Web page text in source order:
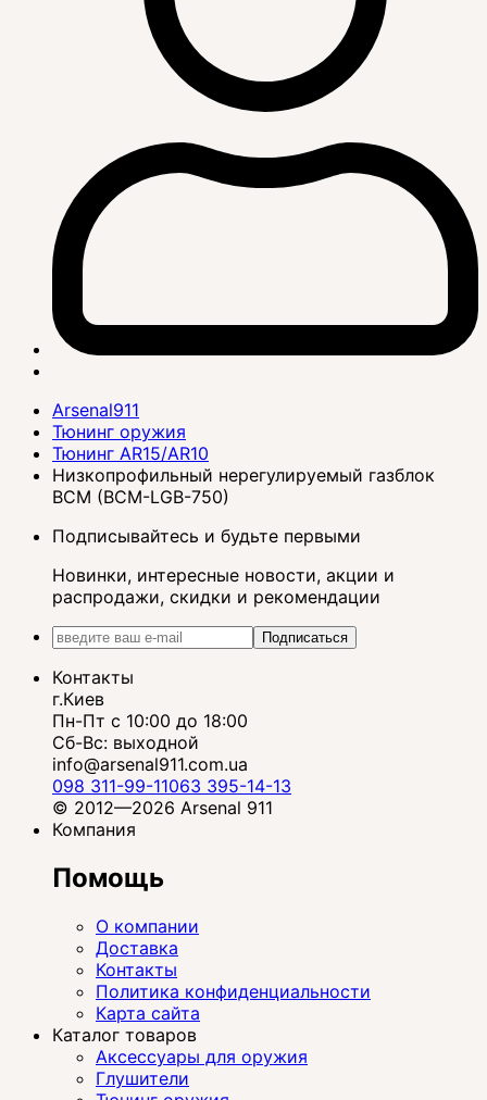
Arsenal911
Тюнинг оружия
Тюнинг AR15/AR10
Низкопрофильный нерегулируемый газблок
BCM (BCM-LGB-750)
Подписывайтесь и будьте первыми
Новинки, интересные новости, акции и
распродажи, скидки и рекомендации
Подписаться
Контакты
г.Киев
Пн-Пт с 10:00 до 18:00
Сб-Вс: выходной
info@arsenal911.com.ua
098 311-99-11063 395-14-13
© 2012—2026 Arsenal 911
Компания
Помощь
О компании
Доставка
Контакты
Политика конфиденциальности
Карта сайта
Каталог товаров
Аксессуары для оружия
Глушители